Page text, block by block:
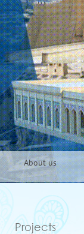
About us
Projects